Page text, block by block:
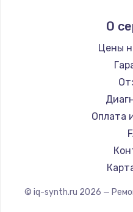
О
Цены
Оплата
© iq-synth.ru 2026 —